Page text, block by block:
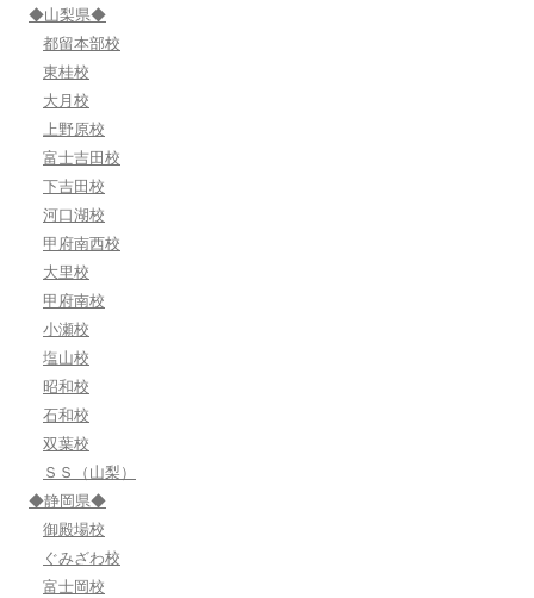
ン
◆山梨県◆
都留本部校
東桂校
大月校
上野原校
富士吉田校
下吉田校
河口湖校
甲府南西校
大里校
甲府南校
小瀬校
塩山校
昭和校
石和校
双葉校
ＳＳ（山梨）
◆静岡県◆
御殿場校
ぐみざわ校
富士岡校